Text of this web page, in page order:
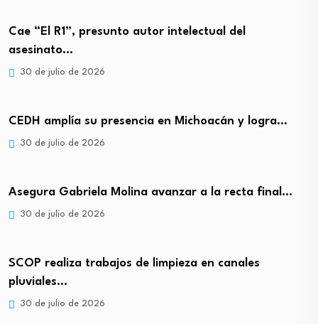
Cae “El R1”, presunto autor intelectual del
asesinato…
30 de julio de 2026
CEDH amplía su presencia en Michoacán y logra…
30 de julio de 2026
Asegura Gabriela Molina avanzar a la recta final…
30 de julio de 2026
SCOP realiza trabajos de limpieza en canales
pluviales…
30 de julio de 2026